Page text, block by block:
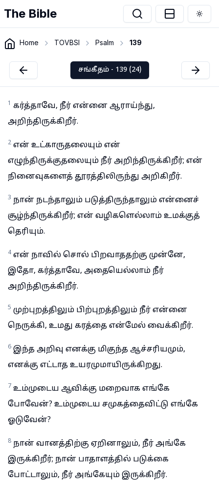
The Bible
Home TOVBSI Psalm 139
சங்கீதம் - 139 (24)
1 கர்த்தாவே, நீர் என்னை ஆராய்ந்து,
அறிந்திருக்கிறீர்.
2 என் உட்காருதலையும் என்
எழுந்திருக்குதலையும் நீர் அறிந்திருக்கிறீர்; என்
நினைவுகளைத் தூரத்திலிருந்து அறிகிறீர்.
3 நான் நடந்தாலும் படுத்திருந்தாலும் என்னைச்
சூழ்ந்திருக்கிறீர்; என் வழிகளெல்லாம் உமக்குத்
தெரியும்.
4 என் நாவில் சொல் பிறவாததற்கு முன்னே,
இதோ, கர்த்தாவே, அதையெல்லாம் நீர்
அறிந்திருக்கிறீர்.
5 முற்புறத்திலும் பிற்புறத்திலும் நீர் என்னை
நெருக்கி, உமது கரத்தை என்மேல் வைக்கிறீர்.
6 இந்த அறிவு எனக்கு மிகுந்த ஆச்சரியமும்,
எனக்கு எட்டாத உயரமுமாயிருக்கிறது.
7 உம்முடைய ஆவிக்கு மறைவாக எங்கே
போவேன்? உம்முடைய சமுகத்தைவிட்டு எங்கே
ஓடுவேன்?
8 நான் வானத்திற்கு ஏறினாலும், நீர் அங்கே
இருக்கிறீர்; நான் பாதாளத்தில் படுக்கை
போட்டாலும், நீர் அங்கேயும் இருக்கிறீர்.